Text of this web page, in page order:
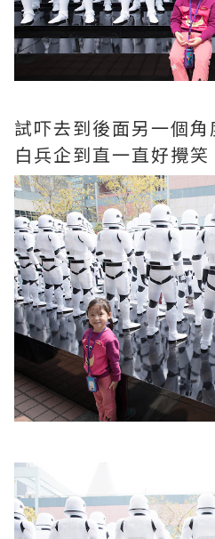
試吓去到後面另一個
白兵企到直一直好攪笑